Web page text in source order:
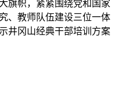
旗帜，紧紧围绕党和国家
、教师队伍建设三位一体
井冈山经典干部培训方案